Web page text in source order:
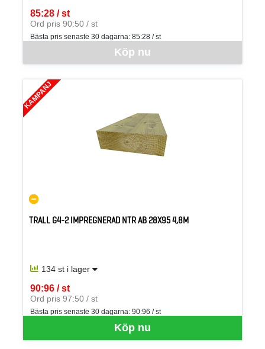
Köp nu
85:28 / st
SEK per ST
Ord pris 90:50 / st
Bästa pris senaste 30 dagarna: 85:28 / st
KAMPANJ
TRALL G4-2 IMPREGNERAD NTR AB 28X95 4,8M
134 st i lager
Köp nu
90:96 / st
SEK per ST
Ord pris 97:50 / st
Bästa pris senaste 30 dagarna: 90:96 / st